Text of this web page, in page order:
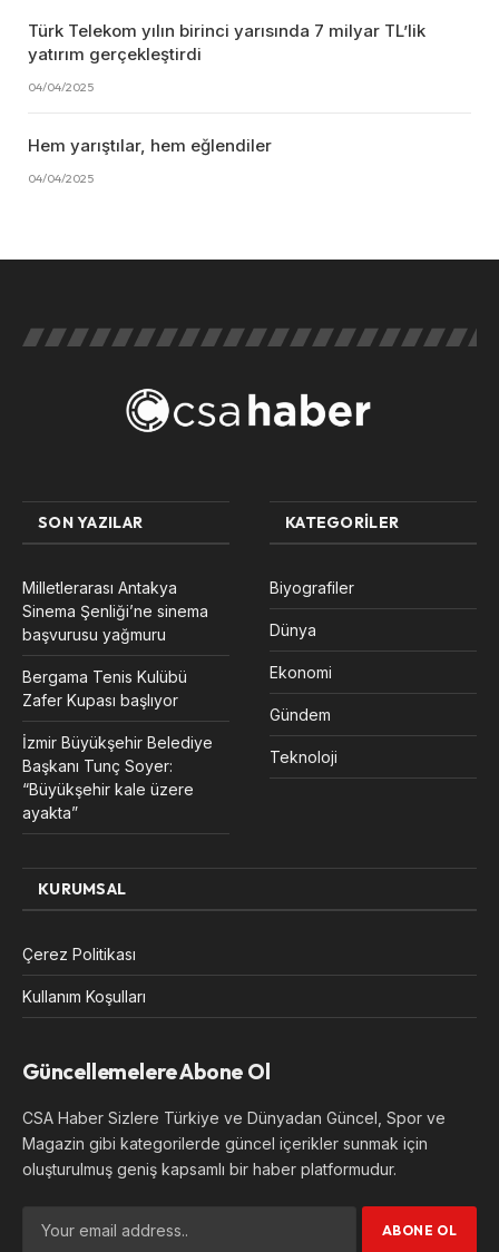
Türk Telekom yılın birinci yarısında 7 milyar TL’lik
yatırım gerçekleştirdi
04/04/2025
Hem yarıştılar, hem eğlendiler
04/04/2025
SON YAZILAR
Milletlerarası Antakya
Sinema Şenliği’ne sinema
başvurusu yağmuru
Bergama Tenis Kulübü
Zafer Kupası başlıyor
İzmir Büyükşehir Belediye
Başkanı Tunç Soyer:
“Büyükşehir kale üzere
ayakta”
KATEGORILER
Biyografiler
Dünya
Ekonomi
Gündem
Teknoloji
KURUMSAL
Çerez Politikası
Kullanım Koşulları
Güncellemelere Abone Ol
CSA Haber Sizlere Türkiye ve Dünyadan Güncel, Spor ve
Magazin gibi kategorilerde güncel içerikler sunmak için
oluşturulmuş geniş kapsamlı bir haber platformudur.